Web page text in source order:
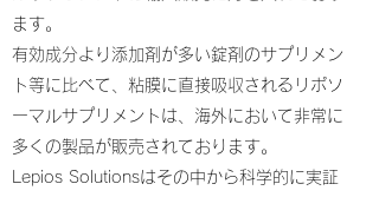
ます。
有効成分より添加剤が多い錠剤のサプリメン
ト等に比べて、粘膜に直接吸収されるリポソ
ーマルサプリメントは、海外において非常に
多くの製品が販売されております。
Lepios Solutionsはその中から科学的に実証